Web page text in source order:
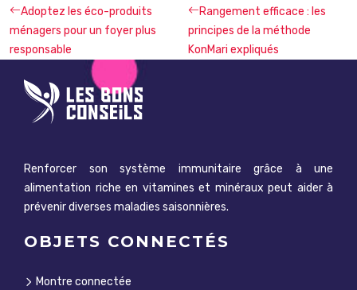
Adoptez les éco-produits
ménagers pour un foyer plus
responsable
Rangement efficace : les
principes de la méthode
KonMari expliqués
Renforcer son système immunitaire grâce à une
alimentation riche en vitamines et minéraux peut aider à
prévenir diverses maladies saisonnières.
OBJETS CONNECTÉS
Montre connectée